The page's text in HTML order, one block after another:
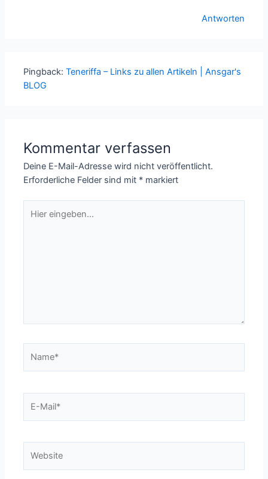
Antworten
Pingback:Teneriffa – Links zu allen Artikeln | Ansgar's
BLOG
Kommentar verfassen
Deine E-Mail-Adresse wird nicht veröffentlicht.
Erforderliche Felder sind mit * markiert
eingeben…
Mail*